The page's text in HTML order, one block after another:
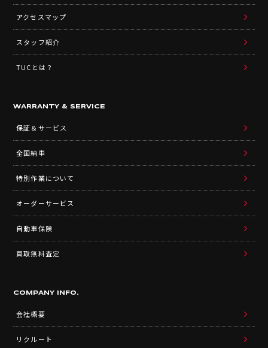
アクセスマップ
スタッフ紹介
TUCとは？
WARRANTY & SERVICE
保証＆サービス
全国納車
特別作業について
オーダーサービス
自動車保険
買取無料査定
COMPANY INFO.
会社概要
リクルート